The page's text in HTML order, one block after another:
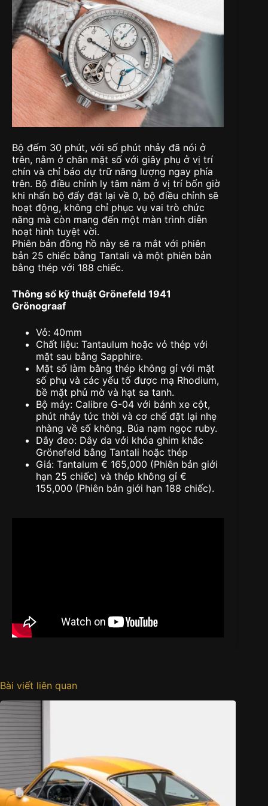
Bộ đếm 30 phút, với số phút nhảy đã nói ở
trên, nằm ở chân mặt số với giây phụ ở vị trí
chín và chỉ báo dự trữ năng lượng ngay phía
trên. Bộ điều chỉnh ly tâm nằm ở vị trí bốn giờ
khi nhấn bộ đẩy đặt lại về 0, bộ điều chỉnh sẽ
hoạt động, không chỉ phục vụ vai trò chức
năng mà còn mang đến một màn trình diễn
hoạt hình tuyệt vời.
Phiên bản đồng hồ này sẽ ra mắt với phiên
bản 25 chiếc bằng Tantali và một phiên bản
bằng thép với 188 chiếc.
Thông số kỹ thuật Grönefeld 1941
Grönograaf
Vỏ: 40mm
Chất liệu: Tantaulum hoặc vỏ thép với
mặt sau bằng Sapphire.
Mặt số làm bằng thép không gỉ với mặt
số phụ và các yếu tố được mạ Rhodium,
bề mặt phủ mờ và hạt sa tanh.
Bộ máy: Calibre G-04 với bánh xe cột,
phút nhảy tức thời và cơ chế đặt lại nhẹ
nhàng về số không. Búa nạm ngọc ruby.
Dây đeo: Dây da với khóa ghim khắc
Grönefeld bằng Tantali hoặc thép
Giá: Tantalum € 165,000 (Phiên bản giới
hạn 25 chiếc) và thép không gỉ €
155,000 (Phiên bản giới hạn 188 chiếc).
Bài viết liên quan